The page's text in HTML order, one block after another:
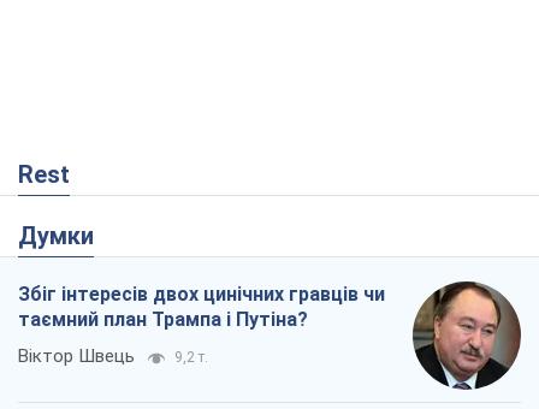
Rest
Думки
Збіг інтересів двох цинічних гравців чи
таємний план Трампа і Путіна?
Віктор Швець 9,2 т.